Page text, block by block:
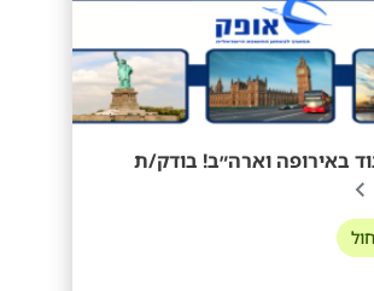
באירופה וארה״ב! בודק/ת